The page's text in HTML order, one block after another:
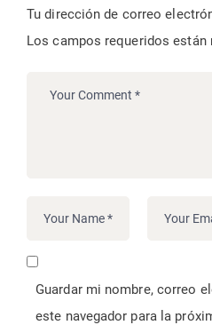
Tu dirección de correo
Los campos requeridos están
Guardar mi nombre, correo
este navegador para la